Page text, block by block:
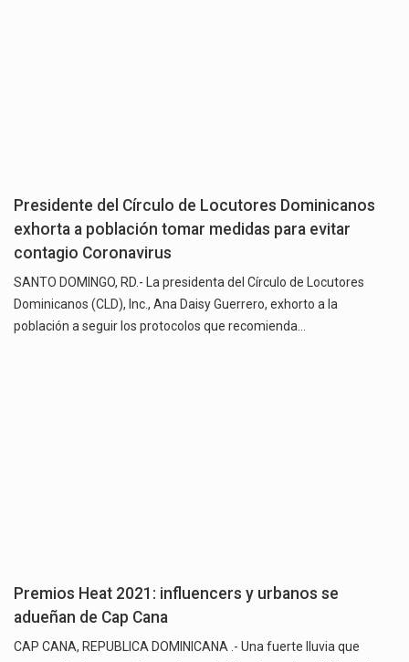
Presidente del Círculo de Locutores Dominicanos
exhorta a población tomar medidas para evitar
contagio Coronavirus
SANTO DOMINGO, RD.- La presidenta del Círculo de Locutores
Dominicanos (CLD), Inc., Ana Daisy Guerrero, exhorto a la
población a seguir los protocolos que recomienda…
Premios Heat 2021: influencers y urbanos se
adueñan de Cap Cana
CAP CANA, REPUBLICA DOMINICANA .- Una fuerte lluvia que